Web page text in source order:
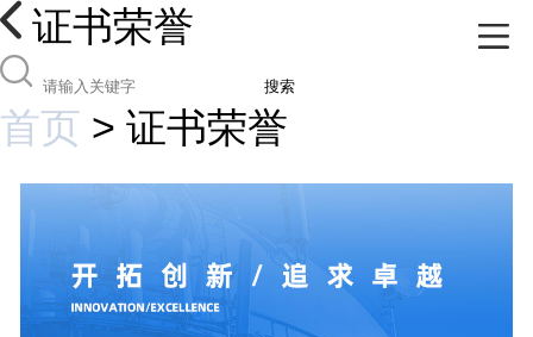
证书荣誉
搜索
首页 > 证书荣誉